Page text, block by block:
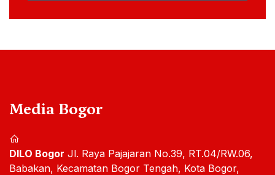
Media Bogor
DILO Bogor Jl. Raya Pajajaran No.39, RT.04/RW.06,
Babakan, Kecamatan Bogor Tengah, Kota Bogor,